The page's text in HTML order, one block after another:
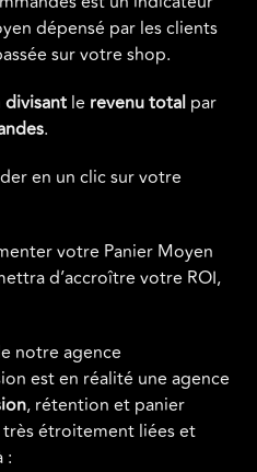
dépensé par les clients
sur votre shop.
divisant le revenu total par
.
en un clic sur votre
votre Panier Moyen
d’accroître votre ROI,
notre agence
est en réalité une agence
, rétention et panier
étroitement liées et
: